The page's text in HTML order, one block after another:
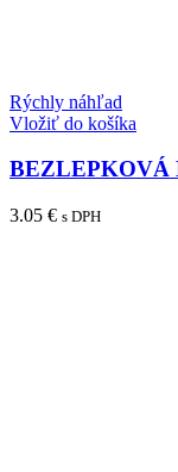
Rýchly náhľad
Vložiť do košíka
BEZLEPKOVÁ
3.05 € s DPH